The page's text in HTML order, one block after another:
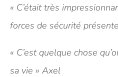
« C’était très
forces de sécurité
« C’est quelque chose
sa vie » Axel